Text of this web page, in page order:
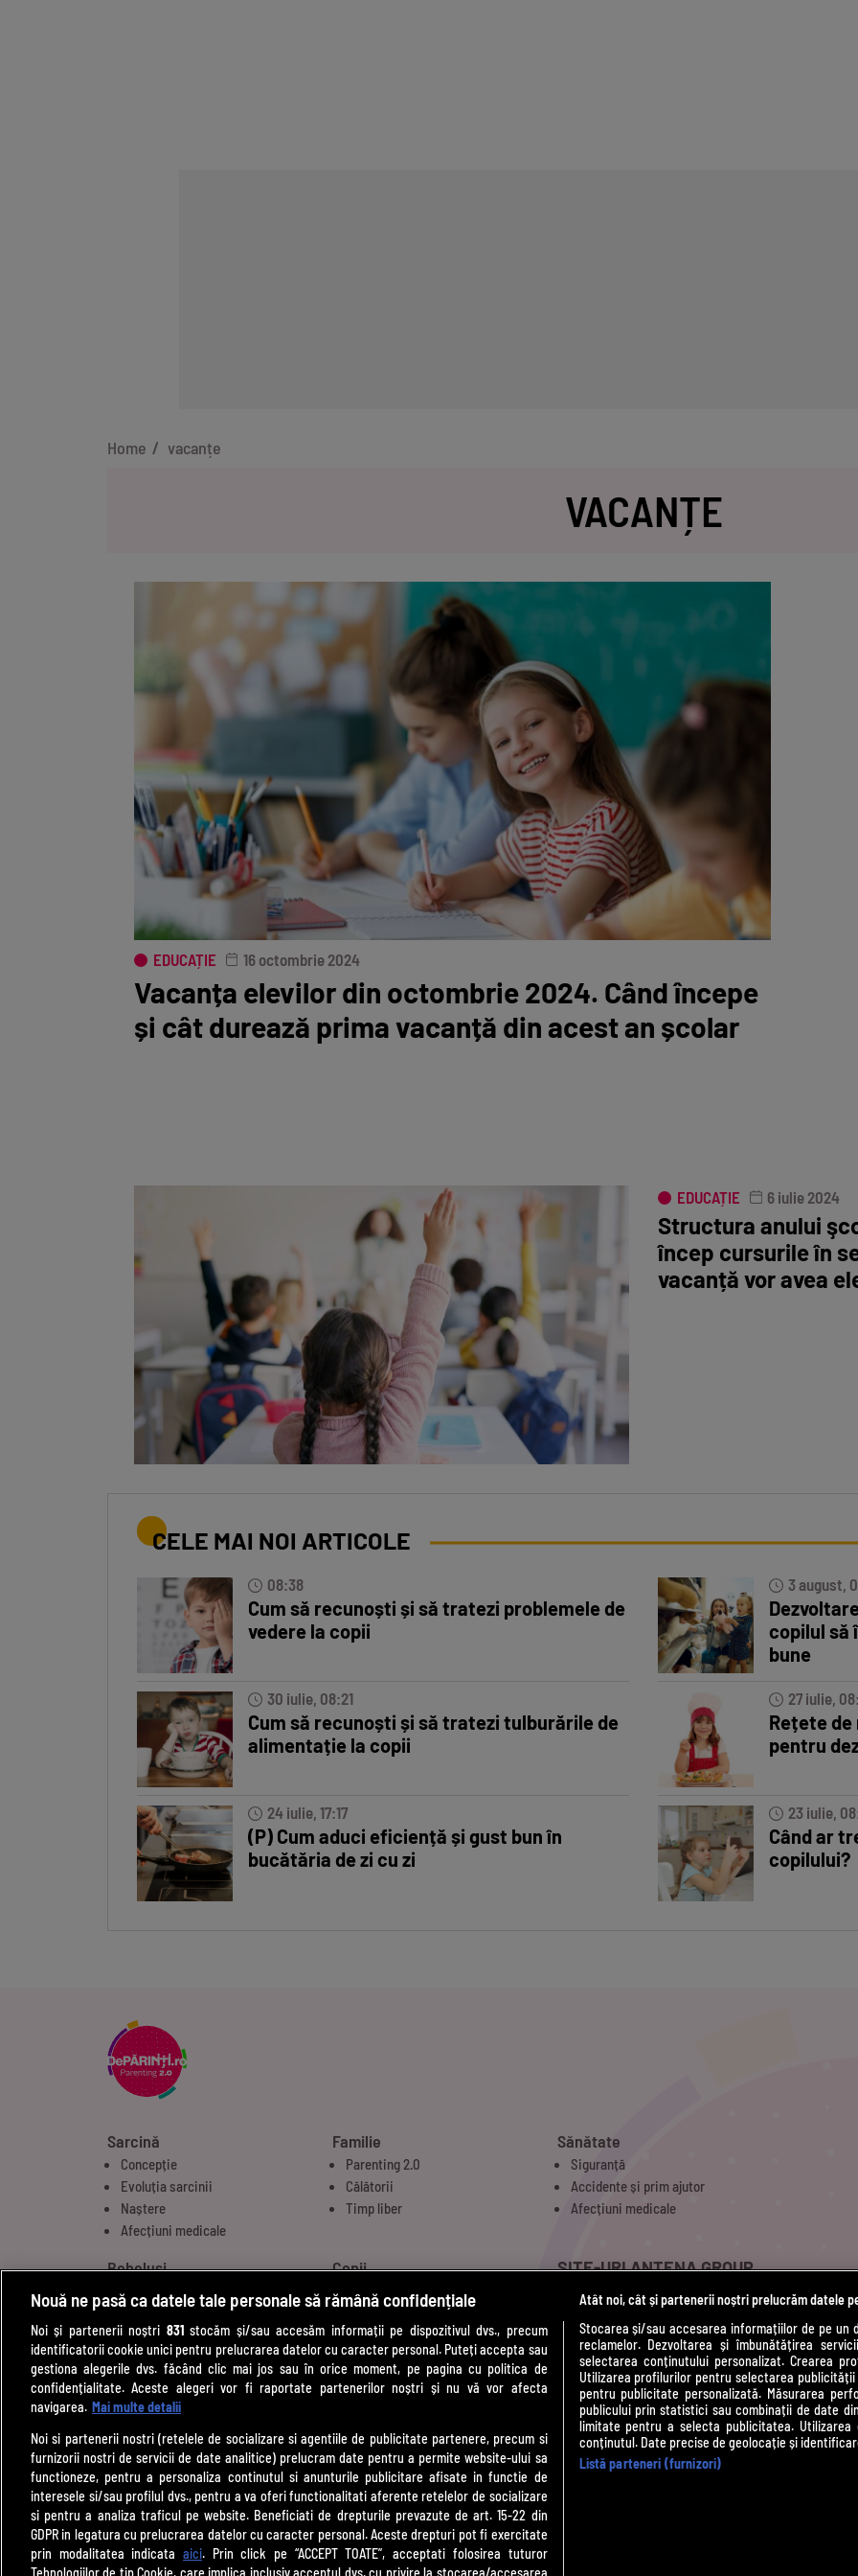
Home vacanțe
VACANȚE
EDUCAȚIE 16 octombrie 2024
Vacanța elevilor din octombrie 2024. Când începe
și cât durează prima vacanță din acest an școlar
EDUCAȚIE 6 iulie 2024
Structura anului
încep cursurile în
vacanță vor avea
CELE MAI NOI ARTICOLE
08:38
Cum să recunoști și să tratezi problemele de
vedere la copii
3 august,
copilul să
bune
30 iulie, 08:21
Cum să recunoști și să tratezi tulburările de
alimentație la copii
27 iulie,
Rețete
pentru
24 iulie, 17:17
(P) Cum aduci eficiență și gust bun în
bucătăria de zi cu zi
23 iulie,
Când ar
copilului?
Sarcină
Concepție
Evoluția sarcinii
Naștere
Afecțiuni medicale
Familie
Parenting 2.0
Călătorii
Timp liber
Sănătate
Siguranță
Accidente și prim ajutor
Afecțiuni medicale
Bebeluși
Etape de dezvoltare
Alăptare
Îngrijire
Diversificare
Somn bebeluși
Copii
Alimentație
Comportament
Educație
Noutăți
SITE-URI ANTENA GROUP
a1.ro
antenastars.ro
as.ro
catine.ro
chefi.ro
medicool.ro
observatornews.ro
spynews.ro
tvhappy.ro
Nouă ne pasă ca datele tale personale să rămână confidențiale
Noi și partenerii noștri 831stocăm și/sau accesăm informații pe dispozitivul dvs., precum
identificatorii cookie unici pentru prelucrarea datelor cu caracter personal. Puteți accepta sau
gestiona alegerile dvs. făcând clic mai jos sau în orice moment, pe pagina cu politica de
confidențialitate. Aceste alegeri vor fi raportate partenerilor noștri și nu vă vor afecta
navigarea. Mai multe detalii
Noi si partenerii nostri (retelele de socializare si agentiile de publicitate partenere, precum si
furnizorii nostri de servicii de date analitice) prelucram date pentru a permite website-ului sa
functioneze, pentru a personaliza continutul si anunturile publicitare afisate in functie de
interesele si/sau profilul dvs., pentru a va oferi functionalitati aferente retelelor de socializare
si pentru a analiza traficul pe website. Beneficiati de drepturile prevazute de art. 15-22 din
GDPR in legatura cu prelucrarea datelor cu caracter personal. Aceste drepturi pot fi exercitate
prin modalitatea indicataaici. Prin click pe “ACCEPT TOATE”, acceptati folosirea tuturor
Atât noi, cât și partenerii noștri prelucrăm datele
Stocarea și/sau accesarea informațiilor de pe un
reclamelor. Dezvoltarea și îmbunătățirea
selectarea conținutului personalizat. Crearea
Utilizarea profilurilor pentru selectarea
pentru publicitate personalizată. Măsurarea
publicului prin statistici sau combinații de date
limitate pentru a selecta publicitatea.
conținutul. Date precise de geolocație și
Listă parteneri (furnizori)